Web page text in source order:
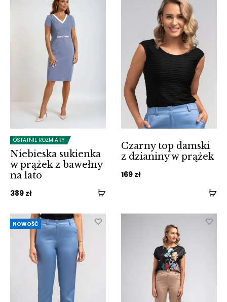
OSTATNIE ROZMIARY
Niebieska sukienka
w prążek z bawełny
na lato
389 zł
Czarny top damski
z dzianiny w prążek
169 zł
NOWOŚĆ